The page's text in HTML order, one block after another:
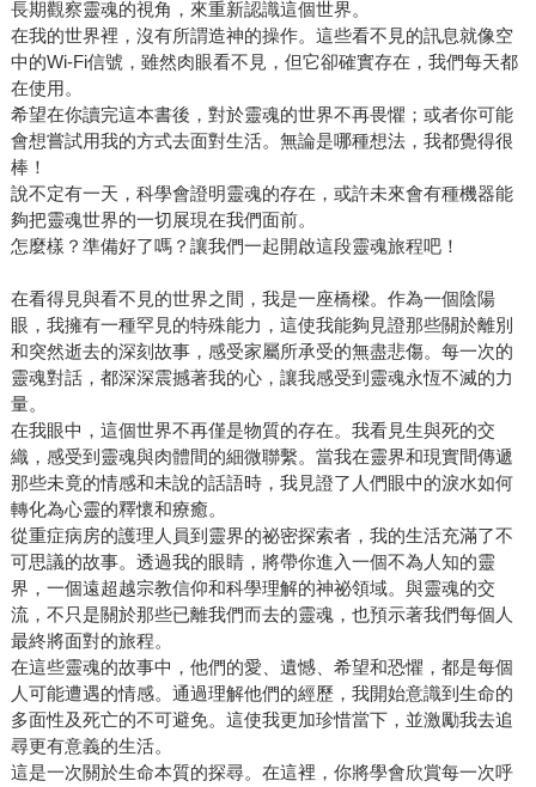
長期觀察靈魂的視角，來重新認識這個世界。
在我的世界裡，沒有所謂造神的操作。這些看不見的訊息就像空
中的Wi-Fi信號，雖然肉眼看不見，但它卻確實存在，我們每天都
在使用。
希望在你讀完這本書後，對於靈魂的世界不再畏懼；或者你可能
會想嘗試用我的方式去面對生活。無論是哪種想法，我都覺得很
棒！
說不定有一天，科學會證明靈魂的存在，或許未來會有種機器能
夠把靈魂世界的一切展現在我們面前。
怎麼樣？準備好了嗎？讓我們一起開啟這段靈魂旅程吧！
在看得見與看不見的世界之間，我是一座橋樑。作為一個陰陽
眼，我擁有一種罕見的特殊能力，這使我能夠見證那些關於離別
和突然逝去的深刻故事，感受家屬所承受的無盡悲傷。每一次的
靈魂對話，都深深震撼著我的心，讓我感受到靈魂永恆不滅的力
量。
在我眼中，這個世界不再僅是物質的存在。我看見生與死的交
織，感受到靈魂與肉體間的細微聯繫。當我在靈界和現實間傳遞
那些未竟的情感和未說的話語時，我見證了人們眼中的淚水如何
轉化為心靈的釋懷和療癒。
從重症病房的護理人員到靈界的祕密探索者，我的生活充滿了不
可思議的故事。透過我的眼睛，將帶你進入一個不為人知的靈
界，一個遠超越宗教信仰和科學理解的神祕領域。與靈魂的交
流，不只是關於那些已離我們而去的靈魂，也預示著我們每個人
最終將面對的旅程。
在這些靈魂的故事中，他們的愛、遺憾、希望和恐懼，都是每個
人可能遭遇的情感。通過理解他們的經歷，我開始意識到生命的
多面性及死亡的不可避免。這使我更加珍惜當下，並激勵我去追
尋更有意義的生活。
這是一次關於生命本質的探尋。在這裡，你將學會欣賞每一次呼